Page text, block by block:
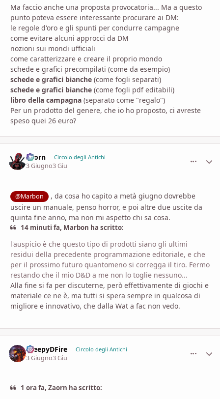
Ma faccio anche una proposta provocatoria... Ma a questo
punto poteva essere interessante procurare ai DM:
le regole d'oro e gli spunti per condurre campagne
come evitare alcuni approcci da DM
nozioni sui mondi ufficiali
come caratterizzare e creare il proprio mondo
schede e grafici precompilati (come da esempio)
schede e grafici bianche (come fogli separati)
schede e grafici bianche (come fogli pdf editabili)
libro della campagna (separato come "regalo")
Per un prodotto del genere, che io ho proposto, ci avreste
speso quei 26 euro?
Zaorn Circolo degli Antichi
3 Giugno3 Giu
@Marbon
, da cosa ho capito a metà giugno dovrebbe
uscire un manuale, penso horror, e poi altre due uscite da
quinta fine anno, ma non mi aspetto chi sa cosa.
14 minuti fa, Marbon ha scritto:
l'auspicio è che questo tipo di prodotti siano gli ultimi
residui della precedente programmazione editoriale, e che
per il prossimo futuro quantomeno si corregga il tiro. Fermo
restando che il mio D&D a me non lo toglie nessuno...
Alla fine si fa per discuterne, però effettivamente di giochi e
materiale ce ne è, ma tutti si spera sempre in qualcosa di
migliore e innovativo, che dalla Wat a fac non vedo.
CreepyDFire Circolo degli Antichi
3 Giugno3 Giu
1 ora fa, Zaorn ha scritto: